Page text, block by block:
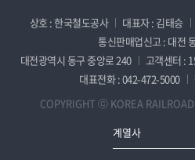
상호 : 한국철도공사 대표자 : 김태승
통신판매업신고 : 대전
대전광역시 동구 중앙로 240
고객센터 :
대표전화 : 042-472-5000
COPYRIGHT ⓒ KOREA
계열사